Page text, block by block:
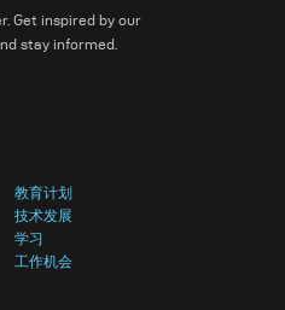
Get inspired by our
stay informed.
教育计划
技术发展
学习
工作机会